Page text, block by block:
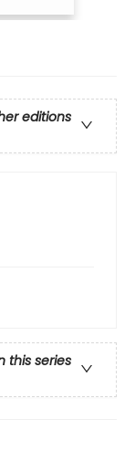
editions
this series